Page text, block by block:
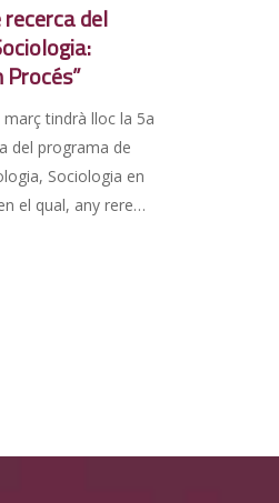
del
Procés”
març tindrà lloc la 5a
del programa de
Sociologia en
el qual, any rere…